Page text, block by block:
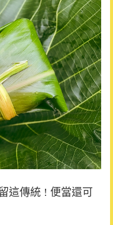
這傳統 ! 便當還可